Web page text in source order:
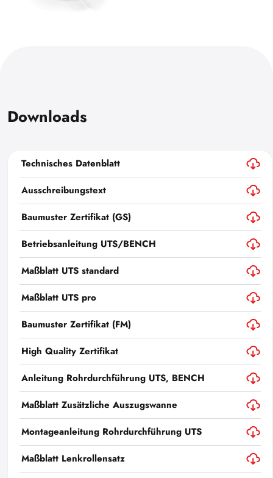
Downloads
Technisches Datenblatt
Ausschreibungstext
Baumuster Zertifikat (GS)
Betriebsanleitung UTS/BENCH
Maßblatt UTS standard
Maßblatt UTS pro
Baumuster Zertifikat (FM)
High Quality Zertifikat
Anleitung Rohrdurchführung UTS, BENCH
Maßblatt Zusätzliche Auszugswanne
Montageanleitung Rohrdurchführung UTS
Maßblatt Lenkrollensatz